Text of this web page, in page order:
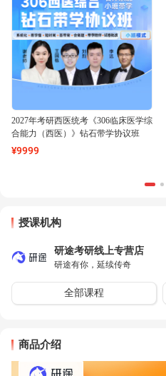
2027年考研西医统考《306临床医学综
合能力（西医）》钻石带学协议班
¥9999
授课机构
研途考研线上专营店
研途有你，延续传奇
全部课程
商品介绍